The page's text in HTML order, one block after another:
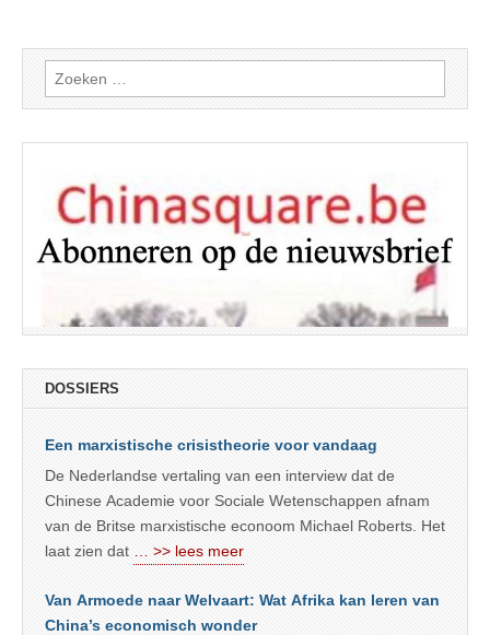
Zoeken
naar:
DOSSIERS
Een marxistische crisistheorie voor vandaag
De Nederlandse vertaling van een interview dat de
Chinese Academie voor Sociale Wetenschappen afnam
van de Britse marxistische econoom Michael Roberts. Het
laat zien dat
… >> lees meer
Van Armoede naar Welvaart: Wat Afrika kan leren van
China’s economisch wonder